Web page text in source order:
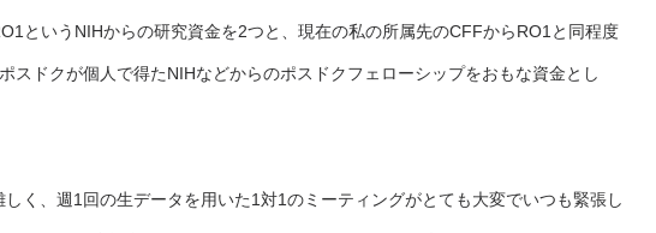
というNIHからの研究資金を2つと、現在の私の所属先のCFFからRO1と同程度
スドクが個人で得たNIHなどからのポスドクフェローシップをおもな資金とし
く、週1回の生データを用いた1対1のミーティングがとても大変でいつも緊張し